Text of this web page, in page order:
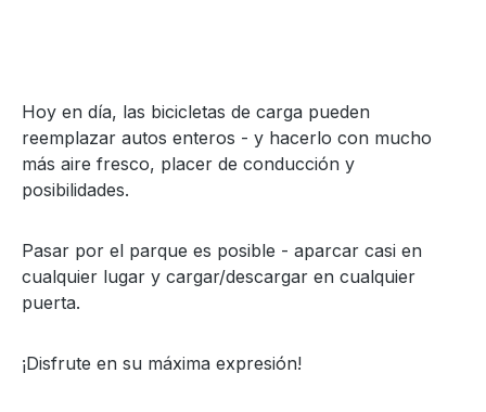
Hoy en día, las bicicletas de carga pueden
reemplazar autos enteros - y hacerlo con mucho
más aire fresco, placer de conducción y
posibilidades.
Pasar por el parque es posible - aparcar casi en
cualquier lugar y cargar/descargar en cualquier
puerta.
¡Disfrute en su máxima expresión!